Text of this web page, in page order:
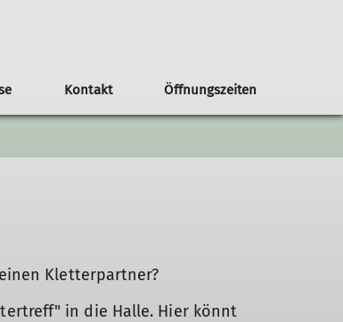
Einzelstunden Offener Klettertreff
Kletter-Feriencamp
Kontakt Öffnungszeiten
Kletterpartner?
in die Halle. Hier könnt